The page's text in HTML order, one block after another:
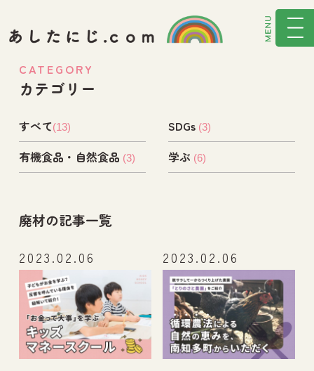
CATEGORY
カテゴリー
すべて(13) SDGs(3)
有機食品・自然食品 (3) 学ぶ (6)
廃材の記事一覧
2023.02.06 2023.02.06